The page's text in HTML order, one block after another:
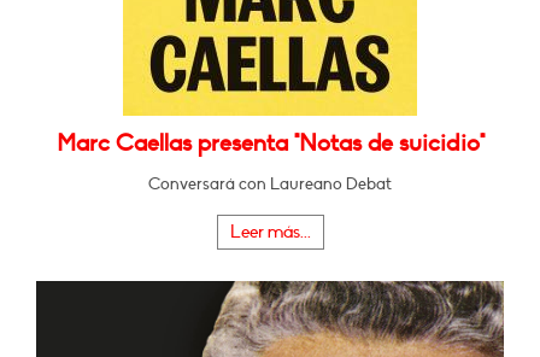
Marc Caellas presenta "Notas de suicidio"
Conversará con Laureano Debat
Leer más...